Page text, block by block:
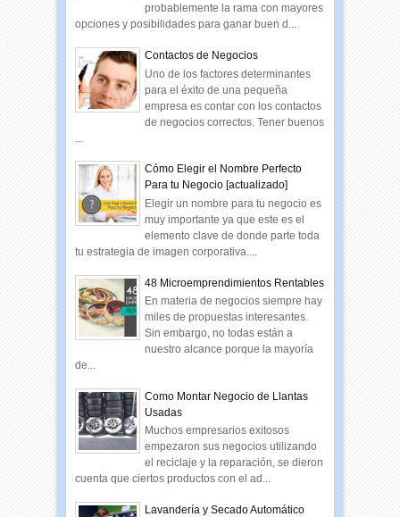
probablemente la rama con mayores
opciones y posibilidades para ganar buen d...
Contactos de Negocios
Uno de los factores determinantes
para el éxito de una pequeña
empresa es contar con los contactos
de negocios correctos. Tener buenos
Cómo Elegir el Nombre Perfecto
Para tu Negocio [actualizado]
Elegir un nombre para tu negocio es
muy importante ya que este es el
elemento clave de donde parte toda
tu estrategia de imagen corporativa....
48 Microemprendimientos Rentables
En materia de negocios siempre hay
miles de propuestas interesantes.
Sin embargo, no todas están a
nuestro alcance porque la mayoría
de...
Como Montar Negocio de Llantas
Usadas
Muchos empresarios exitosos
empezaron sus negocios utilizando
el reciclaje y la reparación, se dieron
cuenta que ciertos productos con el ad...
Lavandería y Secado Automático